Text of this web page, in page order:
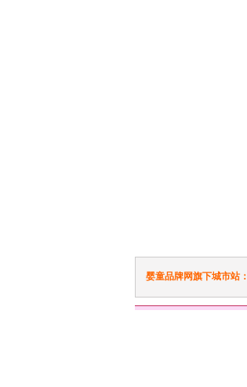
婴童品牌网旗下城市站：